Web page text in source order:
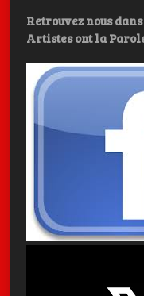
Retrouvez nous
Artistes ont la